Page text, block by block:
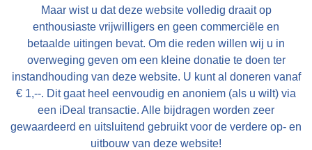
Maar wist u dat deze website volledig draait op
enthousiaste vrijwilligers en geen commerciële en
betaalde uitingen bevat. Om die reden willen wij u in
overweging geven om een kleine donatie te doen ter
instandhouding van deze website. U kunt al doneren vanaf
€ 1,--. Dit gaat heel eenvoudig en anoniem (als u wilt) via
een iDeal transactie. Alle bijdragen worden zeer
gewaardeerd en uitsluitend gebruikt voor de verdere op- en
uitbouw van deze website!